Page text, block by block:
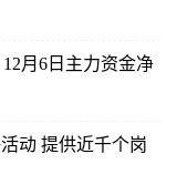
月6日主力资金净
动 提供近千个岗